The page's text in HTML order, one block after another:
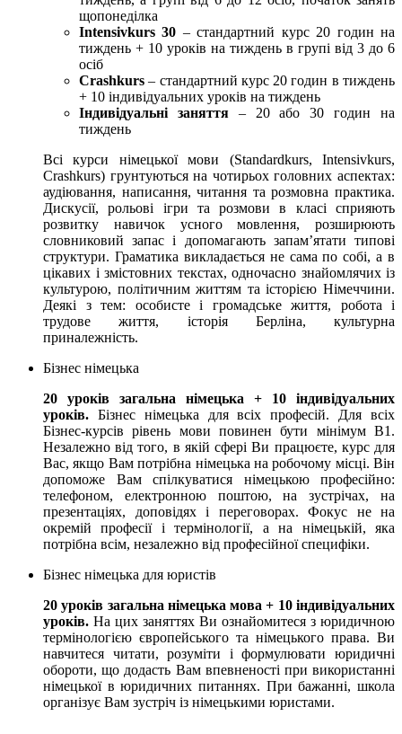
щопонеділка
Intensivkurs 30 – стандартний курс 20 годин на
тиждень + 10 уроків на тиждень в групі від 3 до 6
осіб
Crashkurs – стандартний курс 20 годин в тиждень
+ 10 індивідуальних уроків на тиждень
Індивідуальні заняття– 20 або 30 годин на
тиждень
Всі курси німецької мови (Standardkurs, Intensivkurs,
Crashkurs) грунтуються на чотирьох головних аспектах:
аудіювання, написання, читання та розмовна практика.
Дискусії, рольові ігри та розмови в класі сприяють
розвитку навичок усного мовлення, розширюють
словниковий запас і допомагають запам’ятати типові
структури. Граматика викладається не сама по собі, а в
цікавих і змістовних текстах, одночасно знайомлячих із
культурою, політичним життям та історією Німеччини.
Деякі з тем: особисте і громадське життя, робота і
трудове життя, історія Берліна, культурна
приналежність.
Бізнес німецька
20 уроків загальна німецька + 10 індивідуальних
уроків. Бізнес німецька для всіх професій. Для всіх
Бізнес-курсів рівень мови повинен бути мінімум B1.
Незалежно від того, в якій сфері Ви працюєте, курс для
Вас, якщо Вам потрібна німецька на робочому місці. Він
допоможе Вам спілкуватися німецькою професійно:
телефоном, електронною поштою, на зустрічах, на
презентаціях, доповідях і переговорах. Фокус не на
окремій професії і термінології, а на німецькій, яка
потрібна всім, незалежно від професійної специфіки.
Бізнес німецька для юристів
20 уроків загальна німецька мова + 10 індивідуальних
уроків. На цих заняттях Ви ознайомитеся з юридичною
термінологією європейського та німецького права. Ви
навчитеся читати, розуміти і формулювати юридичні
обороти, що додасть Вам впевненості при використанні
німецької в юридичних питаннях. При бажанні, школа
організує Вам зустріч із німецькими юристами.